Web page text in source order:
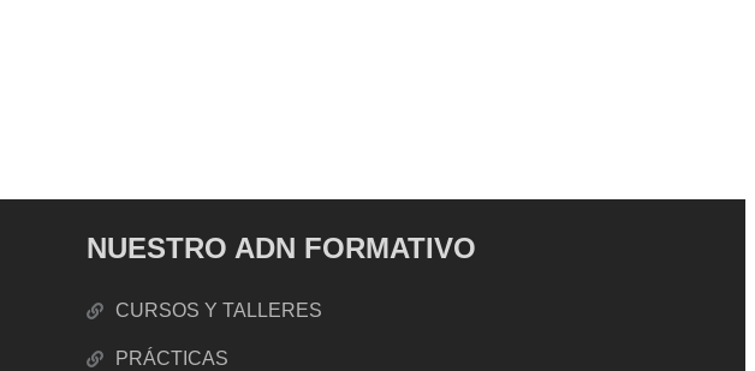
NUESTRO ADN FORMATIVO
CURSOS Y TALLERES
PRÁCTICAS